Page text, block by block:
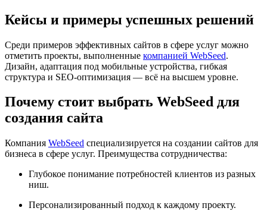
Кейсы и примеры успешных решений
Среди примеров эффективных сайтов в сфере услуг можно
отметить проекты, выполненные компанией WebSeed.
Дизайн, адаптация под мобильные устройства, гибкая
структура и SEO-оптимизация — всё на высшем уровне.
Почему стоит выбрать WebSeed для
создания сайта
Компания WebSeed специализируется на создании сайтов для
бизнеса в сфере услуг. Преимущества сотрудничества:
Глубокое понимание потребностей клиентов из разных
ниш.
Персонализированный подход к каждому проекту.